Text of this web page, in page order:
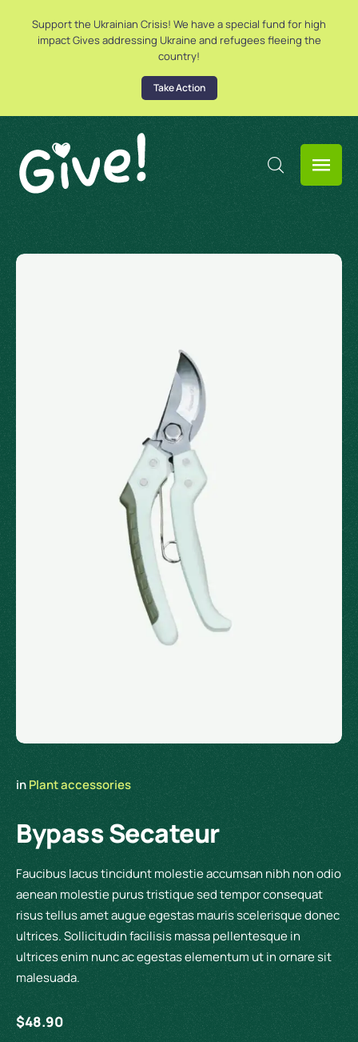
Support the Ukrainian Crisis! We have a special fund for high
impact Gives addressing Ukraine and refugees fleeing the
country!
Take Action
in Plant accessories
Bypass Secateur
Faucibus lacus tincidunt molestie accumsan nibh non odio
aenean molestie purus tristique sed tempor consequat
risus tellus amet augue egestas mauris scelerisque donec
ultrices. Sollicitudin facilisis massa pellentesque in
ultrices enim nunc ac egestas elementum ut in ornare sit
malesuada.
$48.90